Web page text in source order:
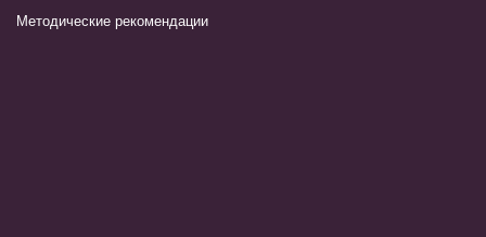
Методические рекомендации